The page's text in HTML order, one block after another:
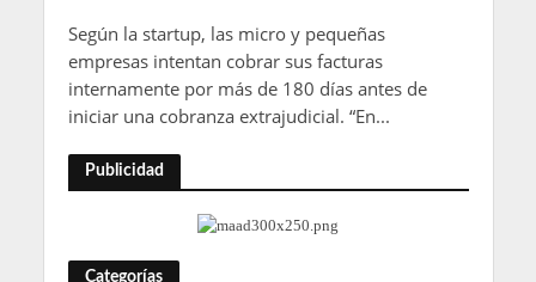
Según la startup, las micro y pequeñas
empresas intentan cobrar sus facturas
internamente por más de 180 días antes de
iniciar una cobranza extrajudicial. “En...
Publicidad
Categorías